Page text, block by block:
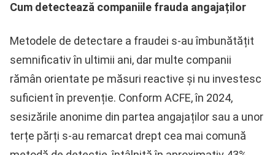
Cum detectează companiile frauda angajaților
Metodele de detectare a fraudei s-au îmbunătățit
semnificativ în ultimii ani, dar multe companii
rămân orientate pe măsuri reactive și nu investesc
suficient în prevenție. Conform ACFE, în 2024,
sesizările anonime din partea angajaților sau a unor
terțe părți s-au remarcat drept cea mai comună